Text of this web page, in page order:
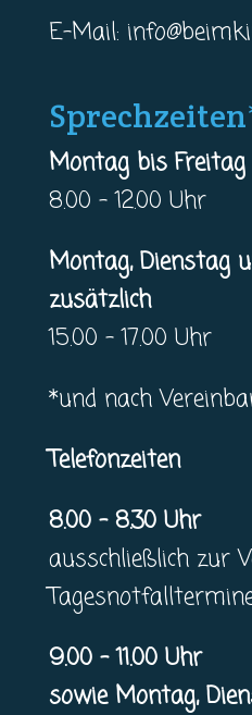
E-Mail:
Montag bis Freitag
8.00 – 12.00 Uhr
Montag, Dienstag
zusätzlich
15.00 – 17.00 Uhr
*und nach
Telefonzeiten
8.00 – 8.30 Uhr
ausschließlich zur
9.00 – 11.00 Uhr
sowie Montag,